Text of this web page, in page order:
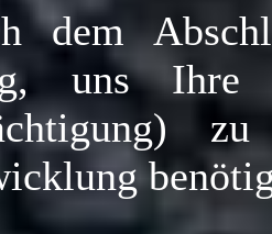
dem
uns Ihre